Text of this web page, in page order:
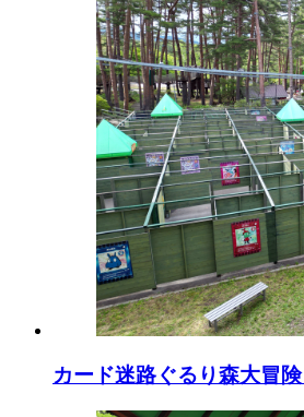
カード迷路ぐるり森大冒険